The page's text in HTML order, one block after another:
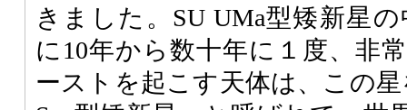
きました。SU UMa型矮新星
に10年から数十年に１度、非
ーストを起こす天体は、この